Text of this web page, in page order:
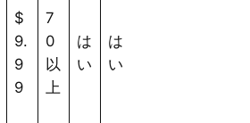
$
9.
9
9
7
0
以
上
は
い
は
い